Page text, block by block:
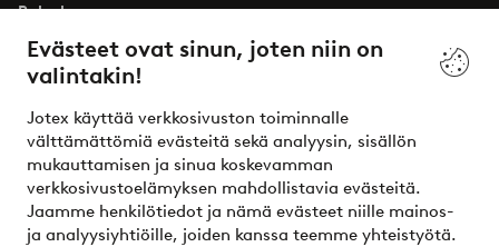
Evästeet ovat sinun, joten niin on
valintakin!
Jotex käyttää verkkosivuston toiminnalle
välttämättömiä evästeitä sekä analyysin, sisällön
mukauttamisen ja sinua koskevamman
verkkosivustoelämyksen mahdollistavia evästeitä.
Jaamme henkilötiedot ja nämä evästeet niille mainos-
ja analyysiyhtiöille, joiden kanssa teemme yhteistyötä.
Palvelumme
Ehdot
Ystävät
Turvalliset maksut – maksa nyt tai erissä